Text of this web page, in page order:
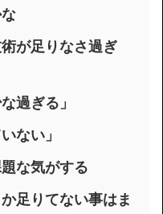
が足りなさ過ぎ
過ぎる」
ない」
な気がする
足りてない事はま